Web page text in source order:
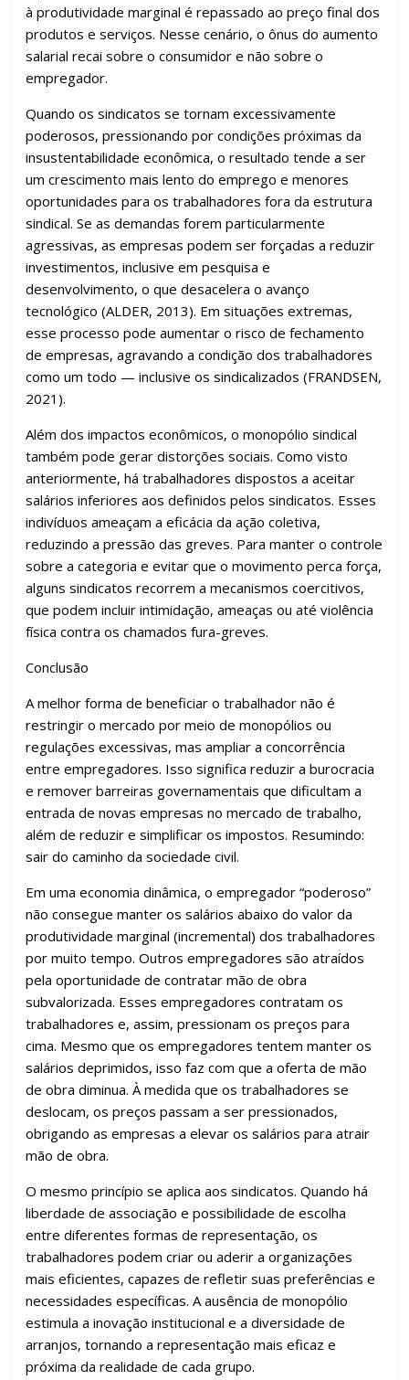
à produtividade marginal é repassado ao preço final dos
produtos e serviços. Nesse cenário, o ônus do aumento
salarial recai sobre o consumidor e não sobre o
empregador.
Quando os sindicatos se tornam excessivamente
poderosos, pressionando por condições próximas da
insustentabilidade econômica, o resultado tende a ser
um crescimento mais lento do emprego e menores
oportunidades para os trabalhadores fora da estrutura
sindical. Se as demandas forem particularmente
agressivas, as empresas podem ser forçadas a reduzir
investimentos, inclusive em pesquisa e
desenvolvimento, o que desacelera o avanço
tecnológico (ALDER, 2013). Em situações extremas,
esse processo pode aumentar o risco de fechamento
de empresas, agravando a condição dos trabalhadores
como um todo — inclusive os sindicalizados (FRANDSEN,
2021).
Além dos impactos econômicos, o monopólio sindical
também pode gerar distorções sociais. Como visto
anteriormente, há trabalhadores dispostos a aceitar
salários inferiores aos definidos pelos sindicatos. Esses
indivíduos ameaçam a eficácia da ação coletiva,
reduzindo a pressão das greves. Para manter o controle
sobre a categoria e evitar que o movimento perca força,
alguns sindicatos recorrem a mecanismos coercitivos,
que podem incluir intimidação, ameaças ou até violência
física contra os chamados fura-greves.
Conclusão
A melhor forma de beneficiar o trabalhador não é
restringir o mercado por meio de monopólios ou
regulações excessivas, mas ampliar a concorrência
entre empregadores. Isso significa reduzir a burocracia
e remover barreiras governamentais que dificultam a
entrada de novas empresas no mercado de trabalho,
além de reduzir e simplificar os impostos. Resumindo:
sair do caminho da sociedade civil.
Em uma economia dinâmica, o empregador “poderoso”
não consegue manter os salários abaixo do valor da
produtividade marginal (incremental) dos trabalhadores
por muito tempo. Outros empregadores são atraídos
pela oportunidade de contratar mão de obra
subvalorizada. Esses empregadores contratam os
trabalhadores e, assim, pressionam os preços para
cima. Mesmo que os empregadores tentem manter os
salários deprimidos, isso faz com que a oferta de mão
de obra diminua. À medida que os trabalhadores se
deslocam, os preços passam a ser pressionados,
obrigando as empresas a elevar os salários para atrair
mão de obra.
O mesmo princípio se aplica aos sindicatos. Quando há
liberdade de associação e possibilidade de escolha
entre diferentes formas de representação, os
trabalhadores podem criar ou aderir a organizações
mais eficientes, capazes de refletir suas preferências e
necessidades específicas. A ausência de monopólio
estimula a inovação institucional e a diversidade de
arranjos, tornando a representação mais eficaz e
próxima da realidade de cada grupo.